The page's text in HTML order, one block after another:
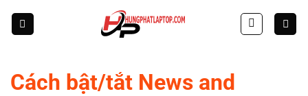
Cách bật/tắt News and